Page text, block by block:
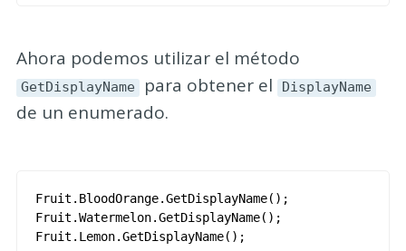
Ahora podemos utilizar el método
GetDisplayName para obtener el DisplayName
de un enumerado.
Fruit . BloodOrange.GetDisplayName();
Fruit .Watermelon.GetDisplayName();
Fruit . Lemon.GetDisplayName();